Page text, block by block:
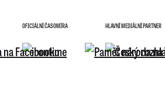
OFICIÁLNÍ ČASOMÍRA HLAVNÍ MEDIÁLNÍ PARTNER